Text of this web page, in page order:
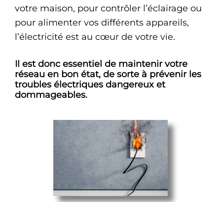
votre maison, pour contrôler l’éclairage ou
pour alimenter vos différents appareils,
l’électricité est au cœur de votre vie.
Il est donc essentiel de maintenir votre
réseau en bon état, de sorte à prévenir les
troubles électriques dangereux et
dommageables.